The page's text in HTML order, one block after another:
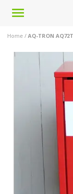
Toggle
Home / AQ-TRON